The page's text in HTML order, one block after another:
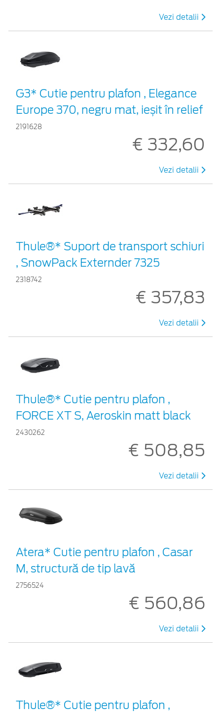
Vezi detalii
G3* Cutie pentru plafon , Elegance
Europe 370, negru mat, ieșit în relief
2191628
€ 332,60
Vezi detalii
Thule®* Suport de transport schiuri
, SnowPack Externder 7325
2318742
€ 357,83
Vezi detalii
Thule®* Cutie pentru plafon ,
FORCE XT S, Aeroskin matt black
2430262
€ 508,85
Vezi detalii
Atera* Cutie pentru plafon , Casar
M, structură de tip lavă
2756524
€ 560,86
Vezi detalii
Thule®* Cutie pentru plafon ,